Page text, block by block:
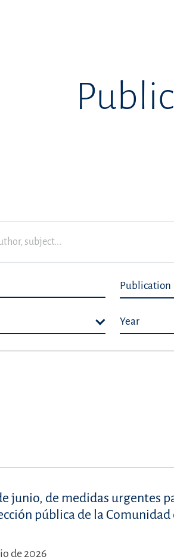
Publication
Year
junio, de medidas urgentes
pública de la
de 2026